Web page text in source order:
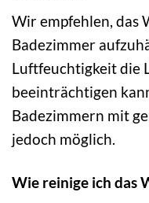
Wir empfehlen, das
Badezimmer
Luftfeuchtigkeit die
beeinträchtigen
Badezimmern mit
jedoch möglich.
Wie reinige ich das